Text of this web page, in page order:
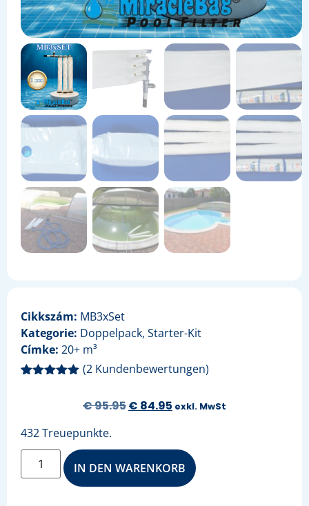
Cikkszám: MB3xSet
Kategorie: Doppelpack, Starter-Kit
Címke: 20+ m³
Kundenbewertungen
(2 Kundenbewertungen)
€95.95€ 84.95 exkl. MwSt
432 Treuepunkte.
IN DEN WARENKORB